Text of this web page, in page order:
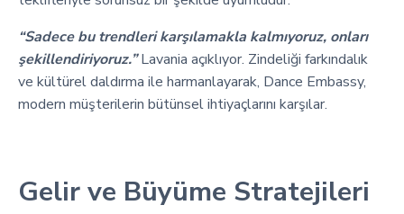
“Sadece bu trendleri karşılamakla kalmıyoruz, onları
şekillendiriyoruz.” Lavania açıklıyor. Zindeliği farkındalık
ve kültürel daldırma ile harmanlayarak, Dance Embassy,
modern müşterilerin bütünsel ihtiyaçlarını karşılar.
Gelir ve Büyüme Stratejileri